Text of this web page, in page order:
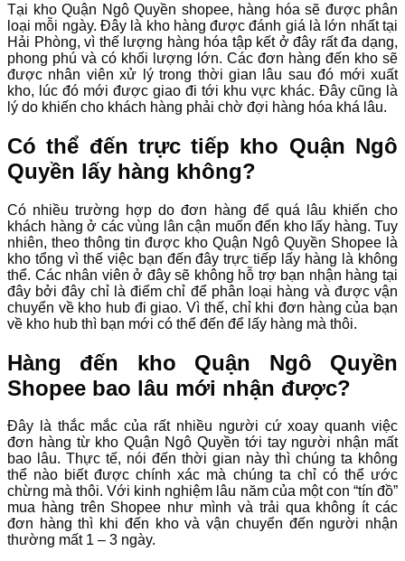
Tại kho Quận Ngô Quyền shopee, hàng hóa sẽ được phân
loại mỗi ngày. Đây là kho hàng được đánh giá là lớn nhất tại
Hải Phòng, vì thế lượng hàng hóa tập kết ở đây rất đa dạng,
phong phú và có khối lượng lớn. Các đơn hàng đến kho sẽ
được nhân viên xử lý trong thời gian lâu sau đó mới xuất
kho, lúc đó mới được giao đi tới khu vực khác. Đây cũng là
lý do khiến cho khách hàng phải chờ đợi hàng hóa khá lâu.
Có thể đến trực tiếp kho Quận Ngô
Quyền lấy hàng không?
Có nhiều trường hợp do đơn hàng để quá lâu khiến cho
khách hàng ở các vùng lân cận muốn đến kho lấy hàng. Tuy
nhiên, theo thông tin được kho Quận Ngô Quyền Shopee là
kho tổng vì thế việc bạn đến đây trực tiếp lấy hàng là không
thể. Các nhân viên ở đây sẽ không hỗ trợ bạn nhận hàng tại
đây bởi đây chỉ là điểm chỉ để phân loại hàng và được vận
chuyển về kho hub đi giao. Vì thế, chỉ khi đơn hàng của bạn
về kho hub thì bạn mới có thể đến để lấy hàng mà thôi.
Hàng đến kho Quận Ngô Quyền
Shopee bao lâu mới nhận được?
Đây là thắc mắc của rất nhiều người cứ xoay quanh việc
đơn hàng từ kho Quận Ngô Quyền tới tay người nhận mất
bao lâu. Thực tế, nói đến thời gian này thì chúng ta không
thể nào biết được chính xác mà chúng ta chỉ có thể ước
chừng mà thôi. Với kinh nghiệm lâu năm của một con “tín đồ”
mua hàng trên Shopee như mình và trải qua không ít các
đơn hàng thì khi đến kho và vận chuyển đến người nhận
thường mất 1 – 3 ngày.